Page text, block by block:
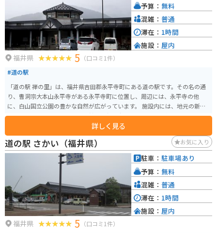
福井県 5 （口コミ1件）
#道の駅
「道の駅 禅の里」は、福井県吉田郡永平寺町にある道の駅です。その名の通
り、曹洞宗大本山永平寺がある永平寺町に位置し、周辺には、永平寺の他
に、白山国立公園の豊かな自然が広がっています。 施設内には、地元の新鮮
な野菜や特産品を販売する物産館や、永平寺町ならではの精進料理やそばな
どを味わえるレストランがあります。 バイクで訪れる場合、道の駅には広い
駐車場が完備されているので安心です。永平寺周辺は、自然豊かな山間部を
走るワインディングロードが続くので、ツーリングにも最適です。ただし、
山間部は天候が変わりやすいので、雨具の準備など、十分な注意が必要です。
永平寺町の名産品としては、永平寺味噌、永平寺ごま豆腐、越前そばなどが
有名です。道の駅の物産館で購入できるので、お土産にいかがでしょうか。
詳しく見る
予算： 無料
混雑： 普通
滞在： 1時間
施設： 屋内
道の駅 さかい（福井県） お気に入り
福井県 5 （口コミ1件）
駐車： 駐車場あり
予算： 無料
混雑： 普通
滞在： 1時間
施設： 屋内